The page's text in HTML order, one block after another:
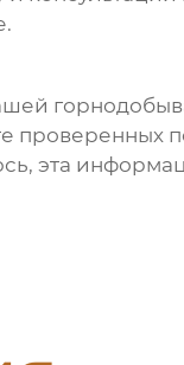
проверенных
эта